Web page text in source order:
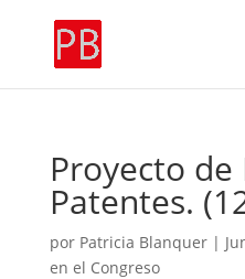
Proyecto de
Patentes.
por Patricia Blanquer|
en el Congreso